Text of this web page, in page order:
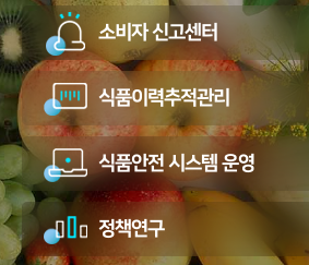
소비자 신고센터
식품이력추적관리
식품안전 시스템 운영
정책연구